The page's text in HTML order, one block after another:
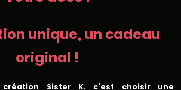
unique, un cadeau
original !
Sister K, c'est choisir une